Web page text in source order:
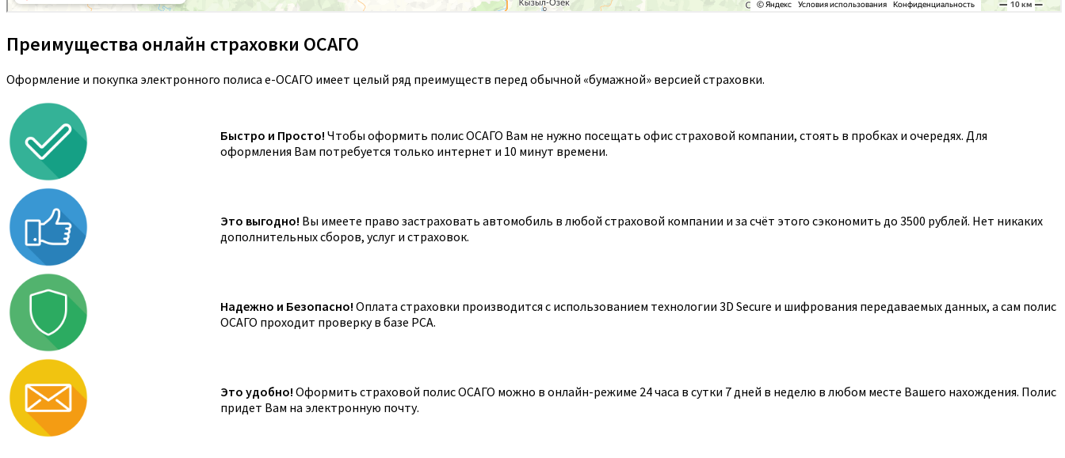
Преимущества онлайн страховки ОСАГО
Оформление и покупка электронного полиса е-ОСАГО имеет целый ряд преимуществ перед обычной «бумажной» версией страховки.
Быстро и Просто! Чтобы оформить полис ОСАГО Вам не нужно посещать офис страховой компании, стоять в пробках и очередях. Для
оформления Вам потребуется только интернет и 10 минут времени.
Это выгодно! Вы имеете право застраховать автомобиль в любой страховой компании и за счёт этого сэкономить до 3500 рублей. Нет никаких
дополнительных сборов, услуг и страховок.
Надежно и Безопасно! Оплата страховки производится с использованием технологии 3D Secure и шифрования передаваемых данных, а сам полис
ОСАГО проходит проверку в базе РСА.
Это удобно! Оформить страховой полис ОСАГО можно в онлайн-режиме 24 часа в сутки 7 дней в неделю в любом месте Вашего нахождения. Полис
придет Вам на электронную почту.